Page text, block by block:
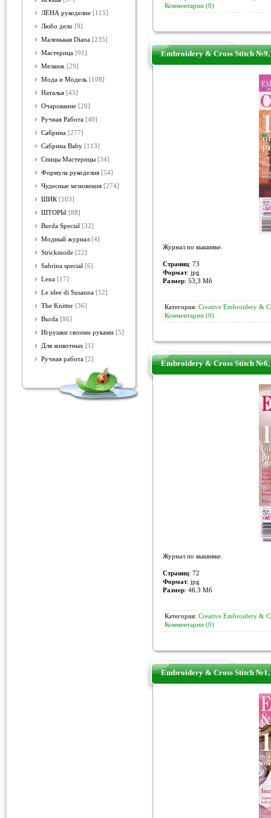
ЛЕНА рукоделие [115]
Любо дело [9]
Маленькая Diana [235]
Мастерица [91]
Меланж [29]
Мода и Модель [108]
Наталья [45]
Очарование [20]
Ручная Работа [40]
Сабрина [277]
Сабрина Baby [113]
Спицы Мастерицы [34]
Формула рукоделия [54]
Чудесные мгновения [274]
ШИК [103]
ШТОРЫ [88]
Burda Special [32]
Модный журнал [4]
Strickmode [22]
Sabrina special [6]
Lena [17]
Le idee di Susanna [52]
The Knitter [36]
Burda [86]
Игрушки своими руками [5]
Для животных [1]
Ручная работа [2]
Комментарии (0)
Embroidery & Cross Stitch №9,
Журнал по вышивке.
Страниц: 73
Формат: jpg
Размер: 53,3 Мб
Категория: Creative Embroidery &
Комментарии (0)
Embroidery & Cross Stitch №6,
Журнал по вышивке.
Страниц: 72
Формат: jpg
Размер: 46.3 Мб
Категория: Creative Embroidery &
Комментарии (0)
Embroidery & Cross Stitch №1,